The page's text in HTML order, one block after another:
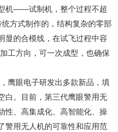
机——试制机，整个过程不超
方式制作的，结构复杂的零部
显的合模线，在试飞过程中容
工方向，可一次成型，也确保
眼电子研发出多款新品，填
白。目前，第三代鹰眼警用无
性、高集成化、高智能化、操
警用无人机的可靠性和应用范